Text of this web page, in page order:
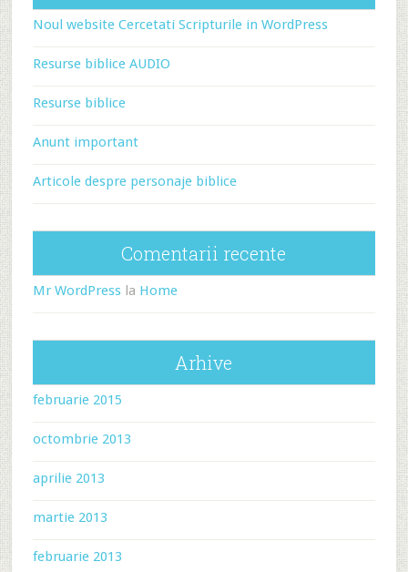
Noul website Cercetati Scripturile in WordPress
Resurse biblice AUDIO
Resurse biblice
Anunt important
Articole despre personaje biblice
Comentarii recente
Mr WordPressla Home
Arhive
februarie 2015
octombrie 2013
aprilie 2013
martie 2013
februarie 2013